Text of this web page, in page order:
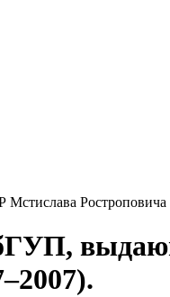
Ростроповича